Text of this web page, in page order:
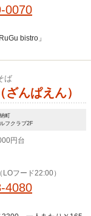
11/16-4/25
0070
bistro」
ば
んぱえん）
町
フクラブ2F
円台
フード22:00）
4080